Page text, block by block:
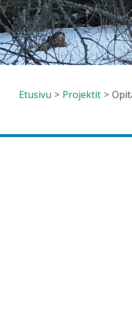
Etusivu > Projektit >